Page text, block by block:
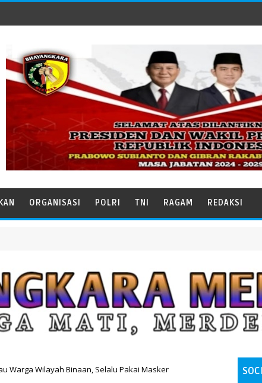
ORGANISASI POLRI TNI RAGAM REDAKSI
Warga Wilayah Binaan, Selalu Pakai Masker